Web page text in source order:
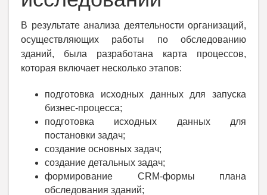
В результате анализа деятельности организаций,
осуществляющих работы по обследованию
зданий, была разработана карта процессов,
которая включает несколько этапов:
подготовка исходных данных для запуска
бизнес-процесса;
подготовка исходных данных для
постановки задач;
создание основных задач;
создание детальных задач;
формирование CRM-формы плана
обследования зданий;